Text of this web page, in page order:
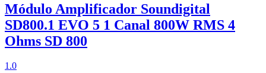
Módulo Amplificador Soundigital
SD800.1 EVO 5 1 Canal 800W RMS 4
Ohms SD 800
1.0